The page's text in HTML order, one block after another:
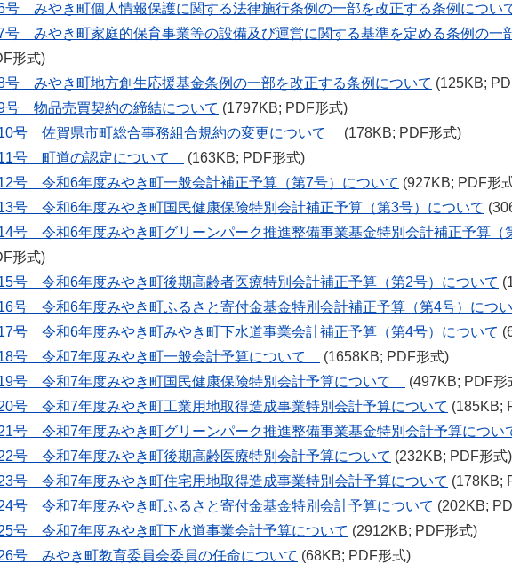
号 みやき町個人情報保護に関する法律施行条例の一部を改正する条例につい
号 みやき町家庭的保育事業等の設備及び運営に関する基準を定める条例の一
形式)
号 みやき町地方創生応援基金条例の一部を改正する条例について (125KB;
号 物品売買契約の締結について (1797KB; PDF形式)
号 佐賀県市町総合事務組合規約の変更について
(178KB; PDF形式)
号 町道の認定について
(163KB; PDF形式)
号 令和6年度みやき町一般会計補正予算（第7号）について (927KB; PDF形
号 令和6年度みやき町国民健康保険特別会計補正予算（第3号）について
号 令和6年度みやき町グリーンパーク推進整備事業基金特別会計補正予算（
形式)
号 令和6年度みやき町後期高齢者医療特別会計補正予算（第2号）について
号 令和6年度みやき町ふるさと寄付金基金特別会計補正予算（第4号）につ
号 令和6年度みやき町みやき町下水道事業会計補正予算（第4号）について
号 令和7年度みやき町一般会計予算について
(1658KB; PDF形式)
号 令和7年度みやき町国民健康保険特別会計予算について
(497KB; PDF形
号 令和7年度みやき町工業用地取得造成事業特別会計予算について (185KB;
号 令和7年度みやき町グリーンパーク推進整備事業基金特別会計予算につい
号 令和7年度みやき町後期高齢医療特別会計予算について (232KB; PDF形式)
号 令和7年度みやき町住宅用地取得造成事業特別会計予算について (178KB;
号 令和7年度みやき町ふるさと寄付金基金特別会計予算について (202KB;
号 令和7年度みやき町下水道事業会計予算について (2912KB; PDF形式)
号 みやき町教育委員会委員の任命について (68KB; PDF形式)